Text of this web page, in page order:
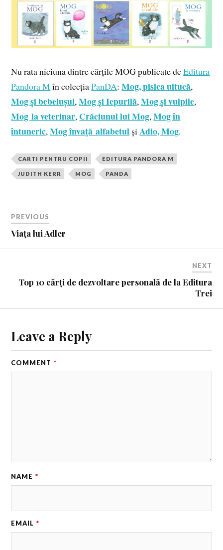
Nu rata niciuna dintre cărțile MOG publicate deEditura
Pandora Mîn colecțiaPanDA:Mog, pisica uitucă,
Mog și bebelușul, Mog și Iepurilă, Mog și vulpile,
Mog la veterinar, Crăciunul lui Mog, Mog în
întuneric,Mog învaţă alfabetul și Adio, Mog.
CARTI PENTRU COPII EDITURA PANDORA M
JUDITH KERR MOG PANDA
PREVIOUS
Viaţa lui Adler
NEXT
Top 10 cărți de dezvoltare personală de la Editura
Trei
Leave a Reply
COMMENT *
NAME *
EMAIL *